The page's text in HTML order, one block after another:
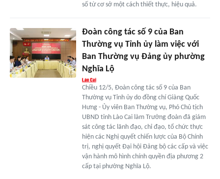
số từ cơ sở một cách thiết thực, hiệu quả.
Đoàn công tác số 9 của Ban
Thường vụ Tỉnh ủy làm việc với
Ban Thường vụ Đảng ủy phường
Nghĩa Lộ
Chiều 12/5, Đoàn công tác số 9 của Ban
Thường vụ Tỉnh ủy do đồng chí Giàng Quốc
Hưng - Ủy viên Ban Thường vụ, Phó Chủ tịch
UBND tỉnh Lào Cai làm Trưởng đoàn đã giám
sát công tác lãnh đạo, chỉ đạo, tổ chức thực
hiện các Nghị quyết chiến lược của Bộ Chính
trị, nghị quyết Đại hội Đảng bộ các cấp và việc
vận hành mô hình chính quyền địa phương 2
cấp tại phường Nghĩa Lộ.